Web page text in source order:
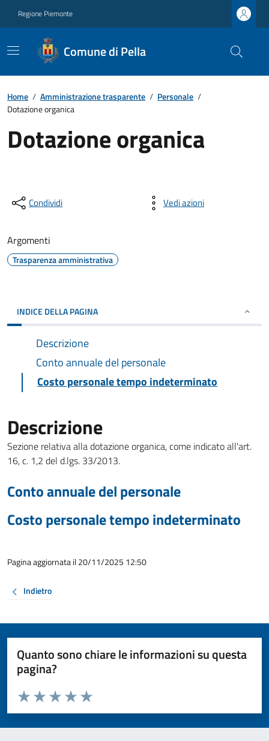
Regione Piemonte
Comune di Pella
Home / Amministrazione trasparente / Personale /
Dotazione organica
Dotazione organica
Condividi Vedi azioni
Argomenti
Trasparenza amministrativa
INDICE DELLA PAGINA
Descrizione
Conto annuale del personale
Costo personale tempo indeterminato
Descrizione
Sezione relativa alla dotazione organica, come indicato all'art.
16, c. 1,2 del d.lgs. 33/2013.
Conto annuale del personale
Costo personale tempo indeterminato
Pagina aggiornata il 20/11/2025 12:50
Indietro
Quanto sono chiare le informazioni su questa
pagina?
Valuta da 1 a 5 stelle la pagina
Valuta 5 stelle su 5
Valuta 4 stelle su 5
Valuta 3 stelle su 5
Valuta 2 stelle su 5
Valuta 1 stelle su 5